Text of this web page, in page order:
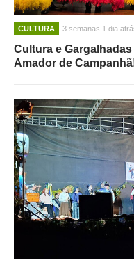
CULTURA 3 semanas 1 dia
Cultura e
Amador de